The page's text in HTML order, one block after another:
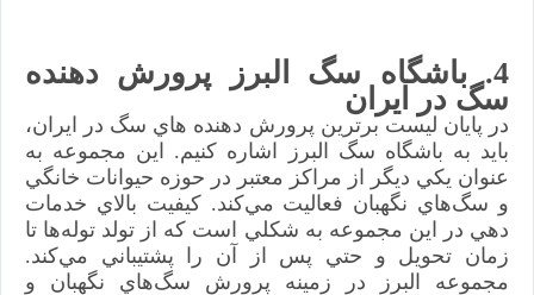
4. باشگاه سگ البرز پرورش دهنده
سگ در ايران
در پايان ليست برترين پرورش دهنده هاي سگ در ايران،
بايد به باشگاه سگ البرز اشاره كنيم. اين مجموعه به
عنوان يكي ديگر از مراكز معتبر در حوزه حيوانات خانگي
و سگ‌هاي نگهبان فعاليت مي‌كند. كيفيت بالاي خدمات
دهي در اين مجموعه به شكلي است كه از تولد توله‌ها تا
زمان تحويل و حتي پس از آن را پشتيباني مي‌كند.
مجموعه البرز در زمينه پرورش سگ‌هاي نگهبان و